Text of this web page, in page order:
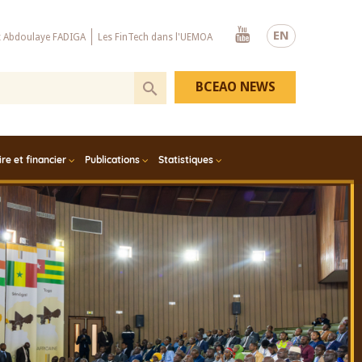
EN
Abdoulaye FADIGA Les FinTech dans l'UEMOA
Youtube
et financier Publications Statistiques
BCEAO NEWS